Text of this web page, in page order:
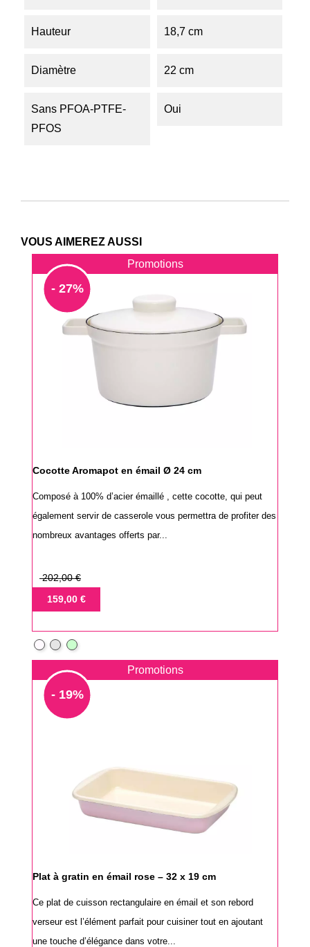
Hauteur 18,7 cm
Diamètre 22 cm
Sans PFOA-PTFE-
PFOS
Oui
VOUS AIMEREZ AUSSI
Promotions
- 27%
Cocotte Aromapot en émail Ø 24 cm
Composé à 100% d’acier émaillé , cette cocotte, qui peut
également servir de casserole vous permettra de profiter des
nombreux avantages offerts par...
Prix
base
202,00 €
Prix159,00 €
BlancGris
clair
Vert
pâle
Promotions
- 19%
Plat à gratin en émail rose – 32 x 19 cm
Ce plat de cuisson rectangulaire en émail et son rebord
verseur est l’élément parfait pour cuisiner tout en ajoutant
une touche d’élégance dans votre...